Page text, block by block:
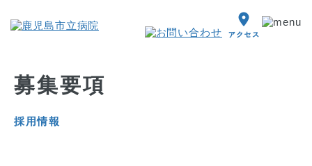
募集要項
採用情報